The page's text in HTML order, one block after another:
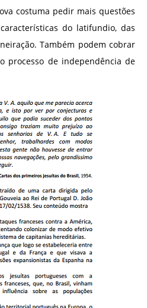
costuma pedir mais questões
do latifundio, das
Também podem cobrar
processo de independência de